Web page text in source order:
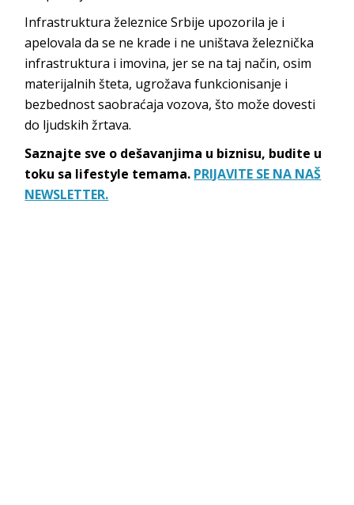
Infrastruktura železnice Srbije upozorila je i
apelovala da se ne krade i ne uništava železnička
infrastruktura i imovina, jer se na taj način, osim
materijalnih šteta, ugrožava funkcionisanje i
bezbednost saobraćaja vozova, što može dovesti
do ljudskih žrtava.
Saznajte sve o dešavanjima u biznisu, budite u
toku sa lifestyle temama. PRIJAVITE SE NA NAŠ
NEWSLETTER.